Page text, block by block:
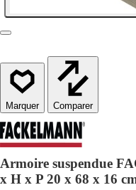
Comparer
Armoire suspendue
x H x P 20 x 68 x 16